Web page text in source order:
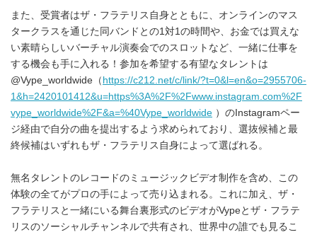
また、受賞者はザ・フラテリス自身とともに、オンラインのマス
タークラスを通じた同バンドとの1対1の時間や、お金では買えな
い素晴らしいバーチャル演奏会でのスロットなど、一緒に仕事を
する機会も手に入れる！参加を希望する有望なタレントは
@Vype_worldwide（ https://c212.net/c/link/?t=0&l=en&o=2955706-
1&h=2420101412&u=https%3A%2F%2Fwww.instagram.com%2F
vype_worldwide%2F&a=%40Vype_worldwide ）のInstagramペー
ジ経由で自分の曲を提出するよう求められており、選抜候補と最
終候補はいずれもザ・フラテリス自身によって選ばれる。
無名タレントのレコードのミュージックビデオ制作を含め、この
体験の全てがプロの手によって売り込まれる。これに加え、ザ・
フラテリスと一緒にいる舞台裏形式のビデオがVypeとザ・フラテ
リスのソーシャルチャンネルで共有され、世界中の誰でも見るこ